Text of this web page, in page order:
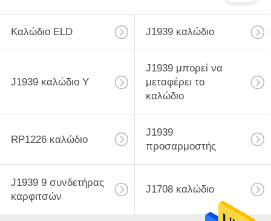
Καλώδιο ELD J1939 καλώδιο
J1939 καλώδιο Υ
J1939 μπορεί να
μεταφέρει το
καλώδιο
RP1226 καλώδιο
J1939
προσαρμοστής
J1939 9 συνδετήρας
καρφιτσών
J1708 καλώδιο